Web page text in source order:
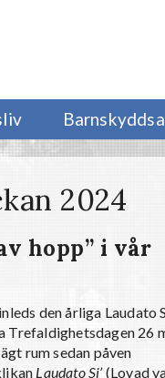
2024
hopp” i vår
den årliga Laudato
Trefaldighetsdagen 26
rum sedan påven
Laudato Si’(Lovad